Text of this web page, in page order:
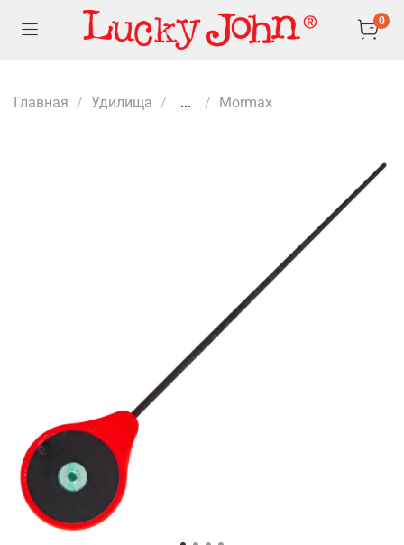
0
Главная Удилища ... Mormax